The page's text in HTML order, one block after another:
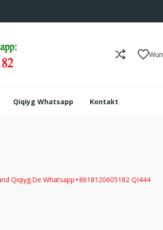
Qiqiyg Whatsapp Kontakt
Qiqiyg.de Whatsapp+8618120605182 QI444